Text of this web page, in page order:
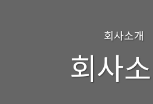
회사소개
회사